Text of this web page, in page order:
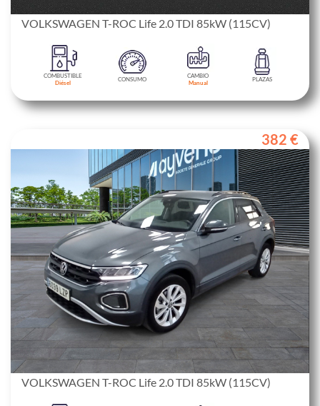
VOLKSWAGEN T-ROC Life 2.0 TDI 85kW (115CV)
COMBUSTIBLE
Diésel
CONSUMO
CAMBIO
Manual
PLAZAS
382 €
VOLKSWAGEN T-ROC Life 2.0 TDI 85kW (115CV)